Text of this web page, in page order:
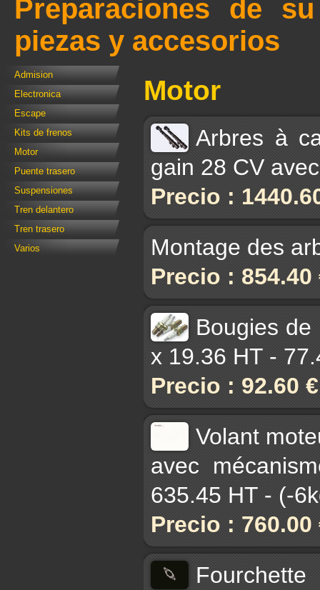
Preparaciones de
piezas y accesorios
Admision
Electronica
Escape
Kits de frenos
Motor
Puente trasero
Suspensiones
Tren delantero
Tren trasero
Varios
Motor
Arbres à
gain 28 CV
Precio :
Montage des
Precio : 854.40
Bougies
x 19.36 HT -
Precio : 92.60
Volant
avec
635.45 HT - (-
Precio : 760.00